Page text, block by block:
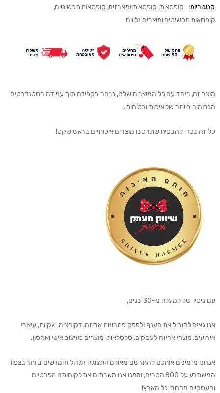
קטגוריות:
קופסאות, קופסאות ומארזים, קופסאות תכשיטים,
קופסאות תכשיטים ומוצרים נלווים
מוצר זה, ביחד עם כל המוצרים שלנו, נבחר בקפידה תוך עמידה בסטנדרטים
הגבוהים ביותר של איכות ובטיחות.
כל זה בכדי להבטיח שתרכשו מוצרים איכותיים בראש שקט!
עם ניסיון של למעלה מ-30 שנים,
אנו גאים להוביל את הענף ולספק פתרונות אריזה, דקורציה, שקיות, עיצובי
אירועים, מוצרי אריזה לעסקים, סלסלאות, מוצרים בעיצוב אישי ואחסון.
אנחנו מזמינים אותכם להתרשם מאולם התצוגה הגדול והמרשים ביותר בצפון
המשתרע על 800 מטרים, וממנו אנו משרתים את לקוחותנו הפרטיים
והעסקיים מרחבי כל הארץ!